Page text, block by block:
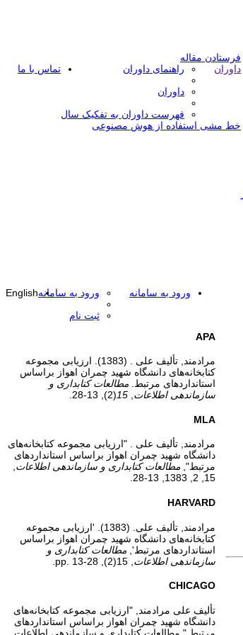
فرستادن مقاله
داوران
راهنمای داوران
داوران
فهرست داوران به تفکیک سال
تماس با ما
خط مشی استفاده از هوش مصنوعی
ورود به سامانه
ورود به سامانه
ثبت نام
English
APA
مرادمند, تألیف علی . (1383). ارزیابی مجموعه
کتابخانه‌های دانشگاه شهید چمران اهواز براساس
استانداردهای مرتبط. مطالعات کتابداری و
سازماندهی اطلاعات,
15
(2), 13-28.
MLA
مرادمند, تألیف علی . "ارزیابی مجموعه کتابخانه‌های
دانشگاه شهید چمران اهواز براساس استانداردهای
مرتبط", مطالعات کتابداری و سازماندهی اطلاعات,
15, 2, 1383, 13-28.
HARVARD
مرادمند, تألیف علی. (1383). 'ارزیابی مجموعه
کتابخانه‌های دانشگاه شهید چمران اهواز براساس
استانداردهای مرتبط', مطالعات کتابداری و
سازماندهی اطلاعات
CHICAGO
تألیف علی مرادمند, "ارزیابی مجموعه کتابخانه‌های
دانشگاه شهید چمران اهواز براساس استانداردهای